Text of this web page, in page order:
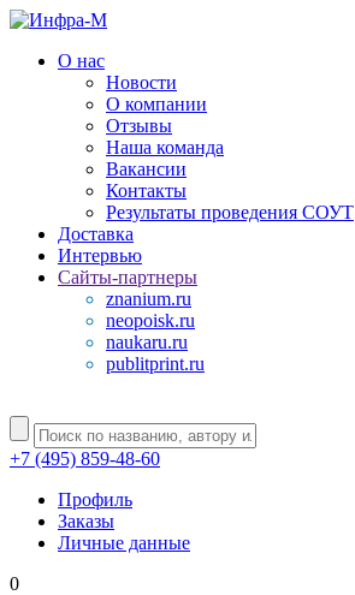
О нас
Новости
О компании
Отзывы
Наша команда
Вакансии
Контакты
Результаты проведения СОУТ
Доставка
Интервью
Сайты-партнеры
znanium.ru
neopoisk.ru
naukaru.ru
publitprint.ru
+7 (495) 859-48-60
Профиль
Заказы
Личные данные
0